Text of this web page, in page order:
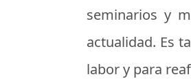
seminarios y
actualidad. Es
labor y para